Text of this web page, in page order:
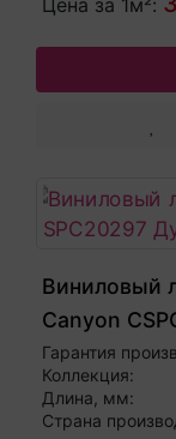
Виниловый
Canyon
серый
Гарантия
Коллекция:
Длина, мм:
Страна